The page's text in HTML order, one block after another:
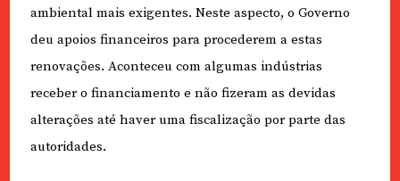
ambiental mais exigentes. Neste aspecto, o Governo
deu apoios financeiros para procederem a estas
renovações. Aconteceu com algumas indústrias
receber o financiamento e não fizeram as devidas
alterações até haver uma fiscalização por parte das
autoridades.